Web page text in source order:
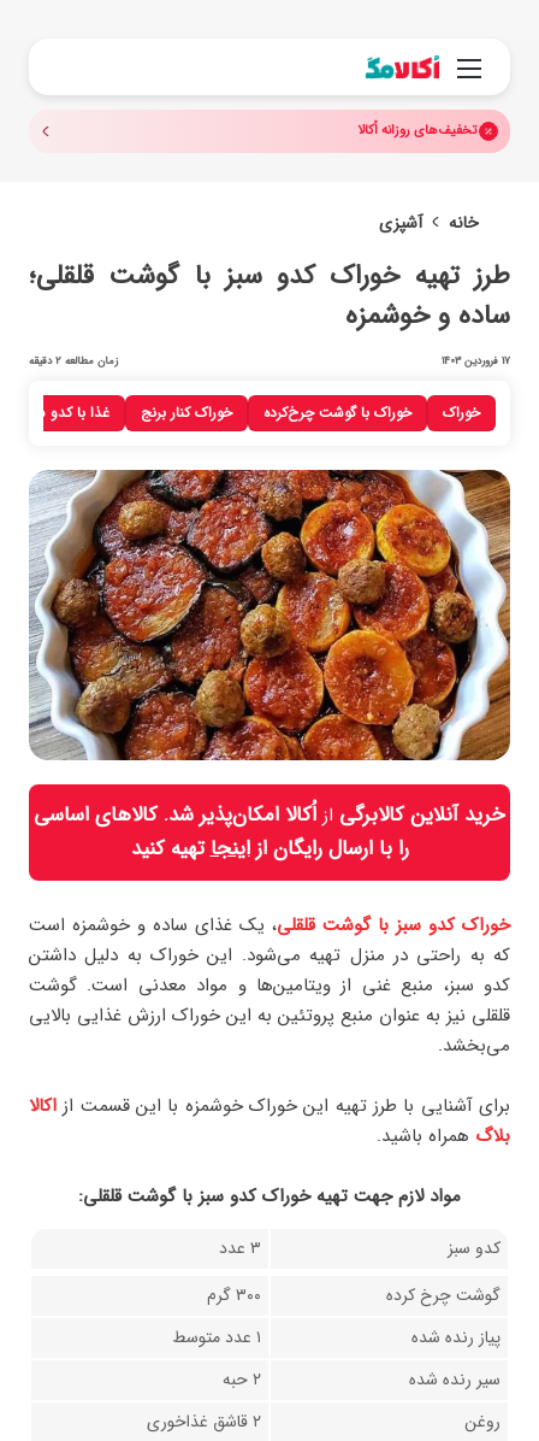
منو
تخفیف‌های روزانه اُکالا
خانه آشپزی
خوراک خوراک با گوشت چرخ‌کرده خوراک کنار برنج غذا با کدو سبز
طرز تهیه خوراک کدو سبز با گوشت قلقلی؛
ساده و خوشمزه
17 فروردین 1403 زمان مطالعه 2 دقیقه
خرید آنلاین کالابرگی از اُکالا امکان‌پذیر شد. کالاهای اساسی
را با ارسال رایگان ازاینجاتهیه کنید
خوراک کدو سبز با گوشت قلقلی، یک غذای ساده و خوشمزه است
که به راحتی در منزل تهیه می‌شود. این خوراک به دلیل داشتن
کدو سبز، منبع غنی از ویتامین‌ها و مواد معدنی است. گوشت
قلقلی نیز به عنوان منبع پروتئین به این خوراک ارزش غذایی بالایی
می‌بخشد.
برای آشنایی با طرز تهیه این خوراک خوشمزه با این قسمت از اکالا
بلاگ همراه باشید.
مواد لازم جهت تهيه خوراک کدو سبز با گوشت قلقلی:
کدو سبز
۳ عدد
گوشت چرخ کرده
۳۰۰ گرم
پیاز رنده شده
۱ عدد متوسط
سیر رنده شده
۲ حبه
روغن
۲ قاشق غذاخوری